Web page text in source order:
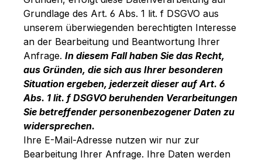
Grundlage des Art. 6 Abs. 1 lit. f DSGVO aus
unserem überwiegenden berechtigten Interesse
an der Bearbeitung und Beantwortung Ihrer
Anfrage. In diesem Fall haben Sie das Recht,
aus Gründen, die sich aus Ihrer besonderen
Situation ergeben, jederzeit dieser auf Art. 6
Abs. 1 lit. f DSGVO beruhenden Verarbeitungen
Sie betreffender personenbezogener Daten zu
widersprechen.
Ihre E-Mail-Adresse nutzen wir nur zur
Bearbeitung Ihrer Anfrage. Ihre Daten werden